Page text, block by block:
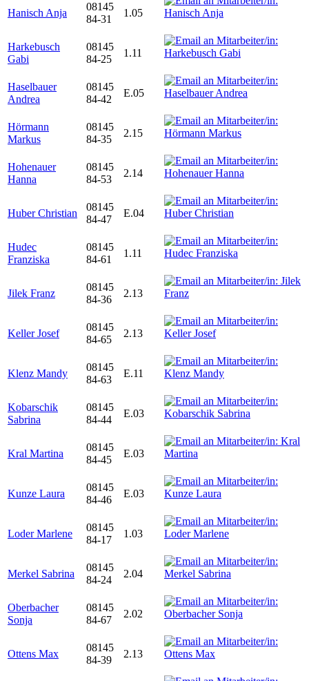
Hanisch Anja
08145
84-31
1.05
Harkebusch
Gabi
08145
84-25
1.11
Haselbauer
Andrea
08145
84-42
E.05
Hörmann
Markus
08145
84-35
2.15
Hohenauer
Hanna
08145
84-53
2.14
Huber Christian
08145
84-47
E.04
Hudec
Franziska
08145
84-61
1.11
Jilek Franz
08145
84-36
2.13
Keller Josef
08145
84-65
2.13
Klenz Mandy
08145
84-63
E.11
Kobarschik
Sabrina
08145
84-44
E.03
Kral Martina
08145
84-45
E.03
Kunze Laura
08145
84-46
E.03
Loder Marlene
08145
84-17
1.03
Merkel Sabrina
08145
84-24
2.04
Oberbacher
Sonja
08145
84-67
2.02
Ottens Max
08145
84-39
2.13